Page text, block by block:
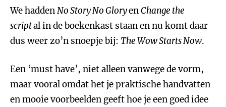
We haddenNo Story No GloryenChange the
scriptal in de boekenkast staan en nu komt daar
dus weer zo’n snoepje bij: The Wow Starts Now.
Een ‘must have’, niet alleen vanwege de vorm,
maar vooral omdat het je praktische handvatten
en mooie voorbeelden geeft hoe je een goed idee